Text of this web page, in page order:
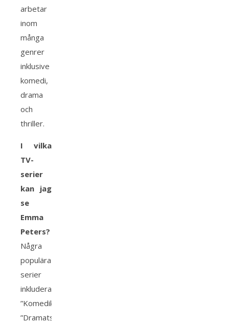
arbetar
inom
många
genrer
inklusive
komedi,
drama
och
thriller.
I vilka
TV-
serier
kan jag
se
Emma
Peters?
Några
populära
serier
inkluderar
”Komedikvällar”,
”Dramats